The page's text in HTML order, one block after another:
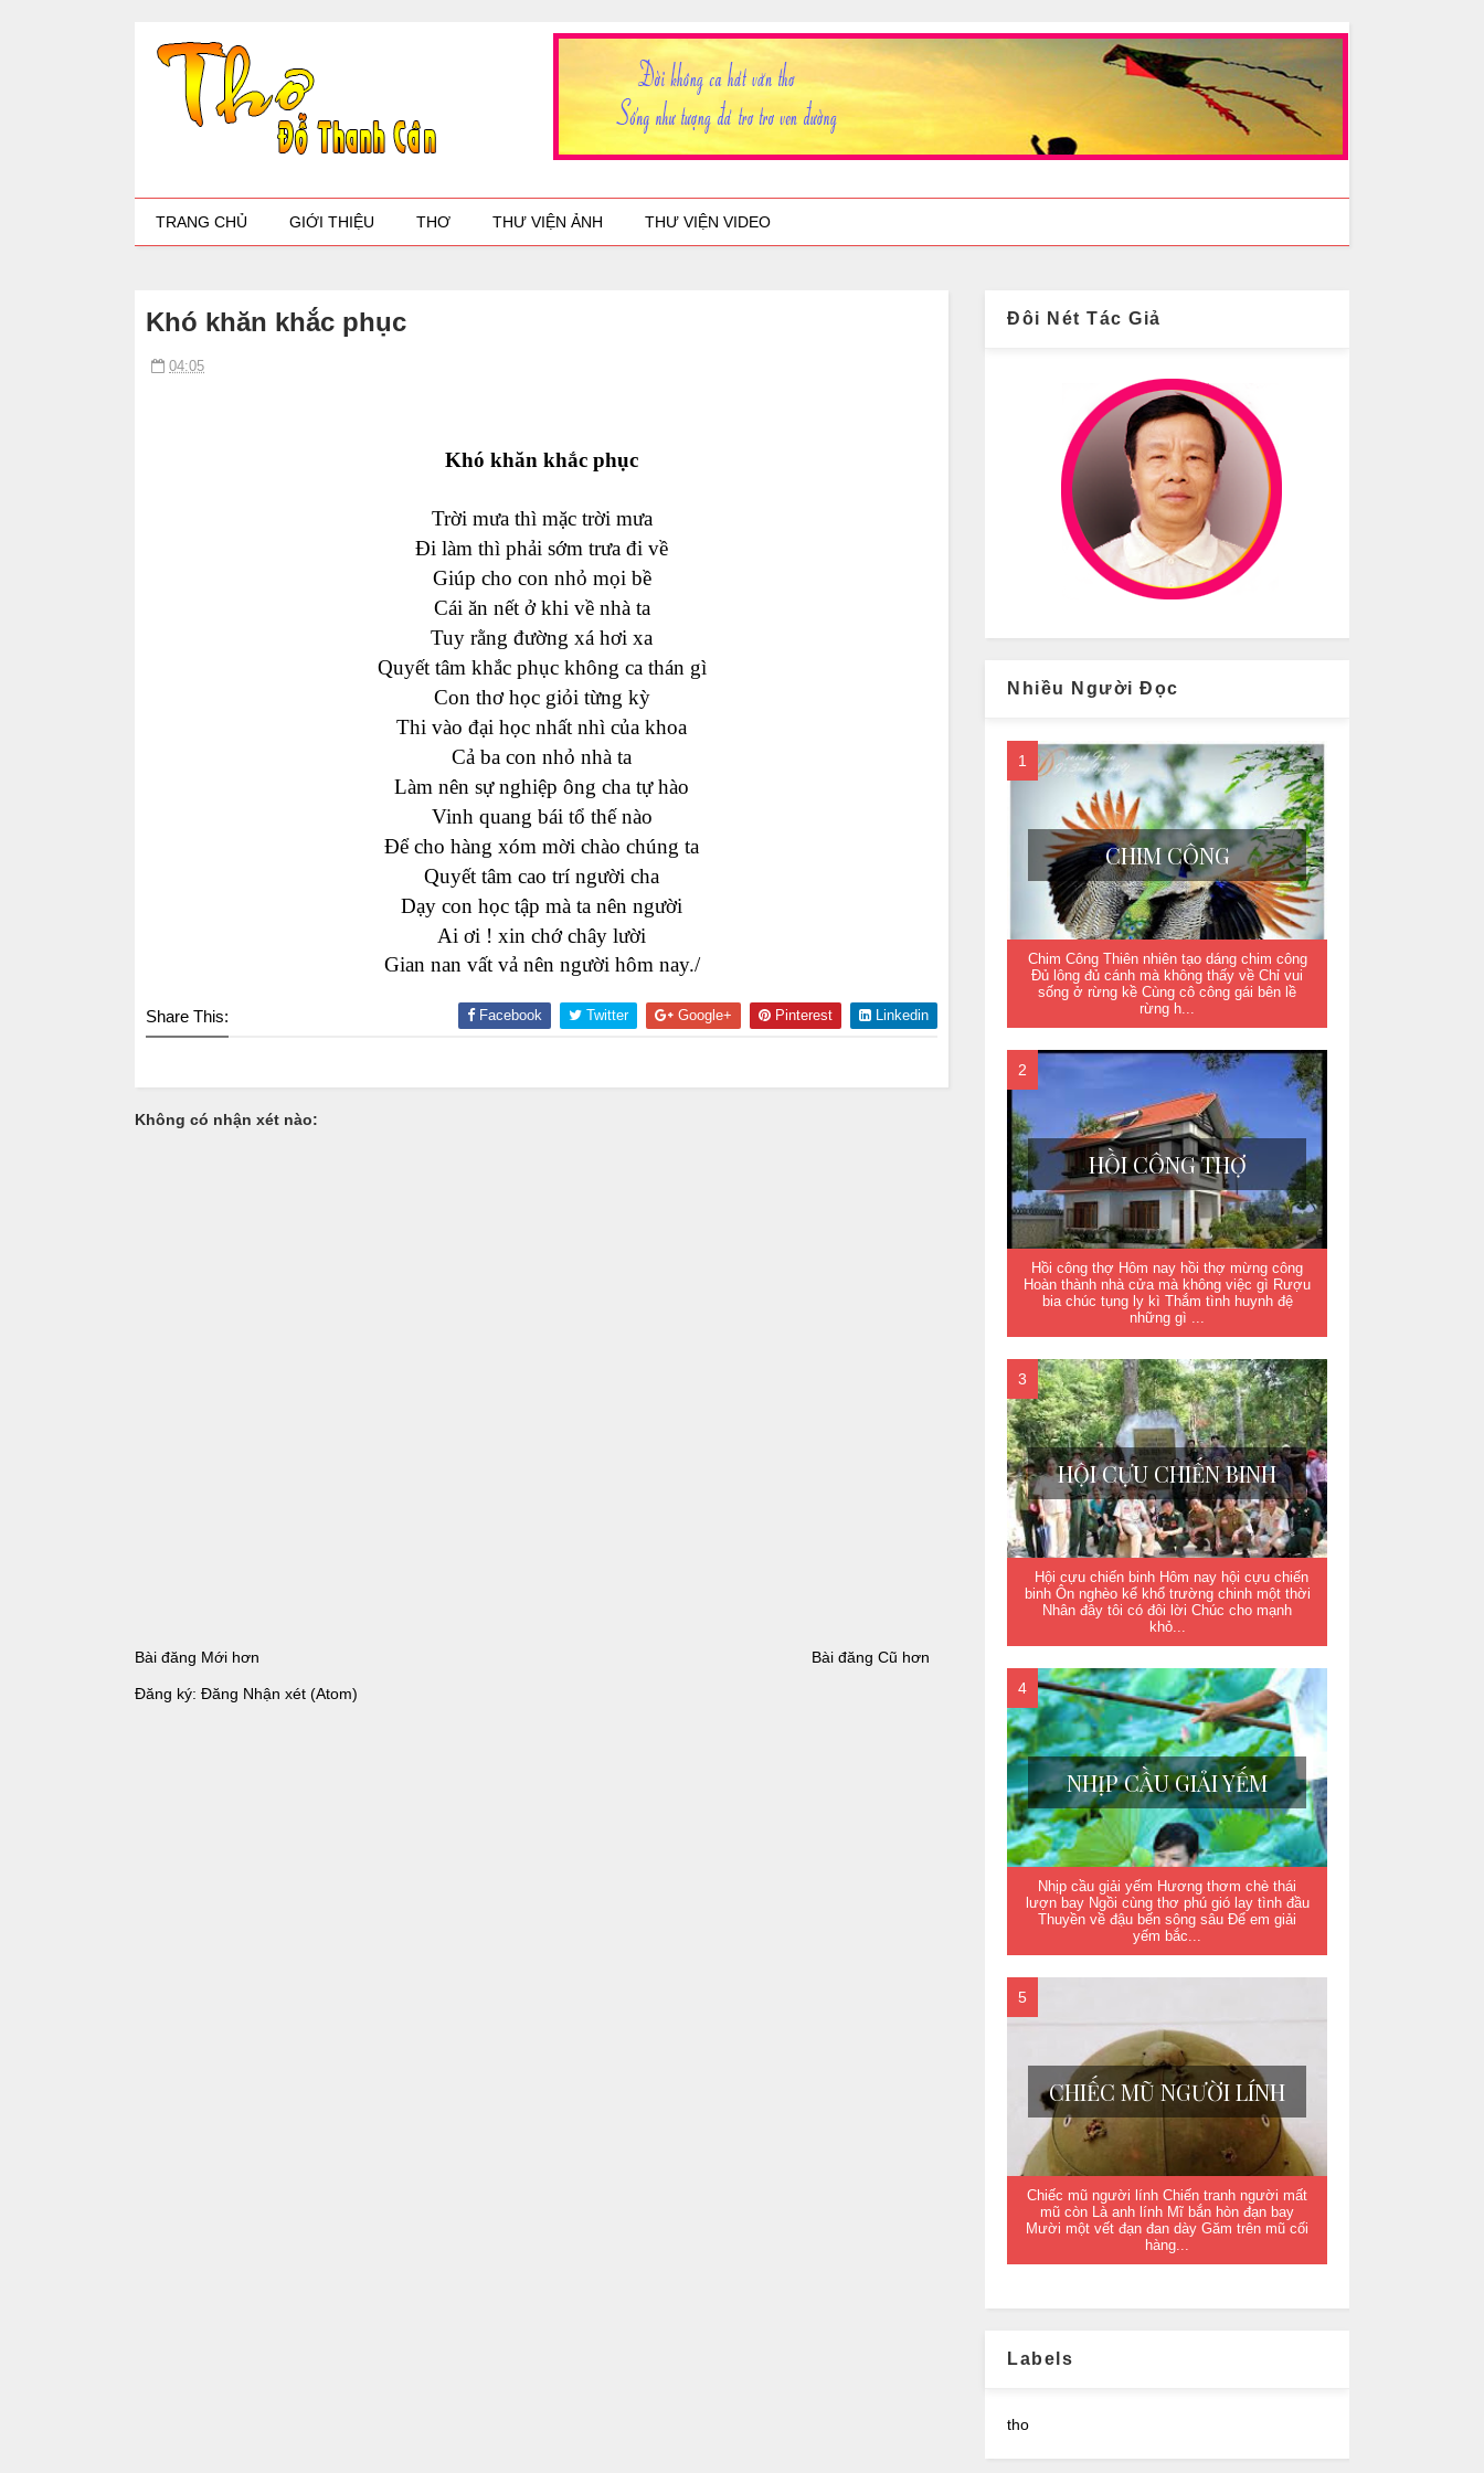
TRANG CHỦ GIỚI THIỆU THƠ THƯ VIỆN ẢNH THƯ VIỆN VIDEO
Khó khăn khắc phục
04:05
Khó khăn khắc phục
Trời mưa thì mặc trời mưa
Đi làm thì phải sớm trưa đi về
Giúp cho con nhỏ mọi bề
Cái ăn nết ở khi về nhà ta
Tuy rằng đường xá hơi xa
Quyết tâm khắc phục không ca thán gì
Con thơ học giỏi từng kỳ
Thi vào đại học nhất nhì của khoa
Cả ba con nhỏ nhà ta
Làm nên sự nghiệp ông cha tự hào
Vinh quang bái tổ thế nào
Để cho hàng xóm mời chào chúng ta
Quyết tâm cao trí người cha
Dạy con học tập mà ta nên người
Ai ơi ! xin chớ chây lười
Gian nan vất vả nên người hôm nay./
Share This: Facebook Twitter Google+ Pinterest Linkedin
Không có nhận xét nào:
Bài đăng Mới hơn Bài đăng Cũ hơn
Đăng ký: Đăng Nhận xét (Atom)
Đôi Nét Tác Giả
Nhiều Người Đọc
CHIM CÔNG
Chim Công Thiên nhiên tạo dáng chim công
Đủ lông đủ cánh mà không thấy về Chỉ vui
sống ở rừng kề Cùng cô công gái bên lề
rừng h...
HỒI CÔNG THỢ
Hồi công thợ Hôm nay hồi thợ mừng công
Hoàn thành nhà cửa mà không việc gì Rượu
bia chúc tụng ly kì Thắm tình huynh đệ
những gì ...
HỘI CỰU CHIẾN BINH
Hội cựu chiến binh Hôm nay hội cựu chiến
binh Ôn nghèo kể khổ trường chinh một thời
Nhân đây tôi có đôi lời Chúc cho mạnh
khỏ...
NHỊP CẦU GIẢI YẾM
Nhịp cầu giải yếm Hương thơm chè thái
lượn bay Ngồi cùng thơ phú gió lay tình đầu
Thuyền về đậu bến sông sâu Để em giải
yếm bắc...
CHIẾC MŨ NGƯỜI LÍNH
Chiếc mũ người lính Chiến tranh người mất
mũ còn Là anh lính Mĩ bắn hòn đạn bay
Mười một vết đạn đan dày Găm trên mũ cối
hàng...
Labels
tho